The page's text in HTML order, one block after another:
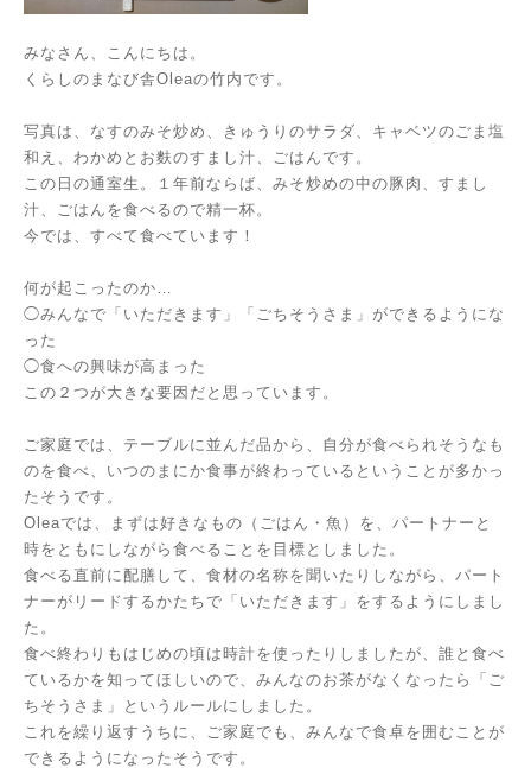
みなさん、こんにちは。
くらしのまなび舎Oleaの竹内です。
写真は、なすのみそ炒め、きゅうりのサラダ、キャベツのごま塩
和え、わかめとお麩のすまし汁、ごはんです。
この日の通室生。１年前ならば、みそ炒めの中の豚肉、すまし
汁、ごはんを食べるので精一杯。
今では、すべて食べています！
何が起こったのか…
◯みんなで「いただきます」「ごちそうさま」ができるようにな
った
◯食への興味が高まった
この２つが大きな要因だと思っています。
ご家庭では、テーブルに並んだ品から、自分が食べられそうなも
のを食べ、いつのまにか食事が終わっているということが多かっ
たそうです。
Oleaでは、まずは好きなもの（ごはん・魚）を、パートナーと
時をともにしながら食べることを目標としました。
食べる直前に配膳して、食材の名称を聞いたりしながら、パート
ナーがリードするかたちで「いただきます」をするようにしまし
た。
食べ終わりもはじめの頃は時計を使ったりしましたが、誰と食べ
ているかを知ってほしいので、みんなのお茶がなくなったら「ご
ちそうさま」というルールにしました。
これを繰り返すうちに、ご家庭でも、みんなで食卓を囲むことが
できるようになったそうです。